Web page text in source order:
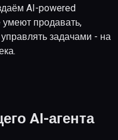
AI-powered
продавать,
задачами - на
AI-агента